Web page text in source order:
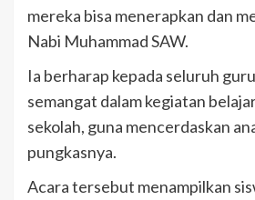
mereka bisa menerapkan dan
Nabi Muhammad SAW.
Ia berharap kepada seluruh
semangat dalam kegiatan
sekolah, guna mencerdaskan
pungkasnya.
Acara tersebut menampilkan